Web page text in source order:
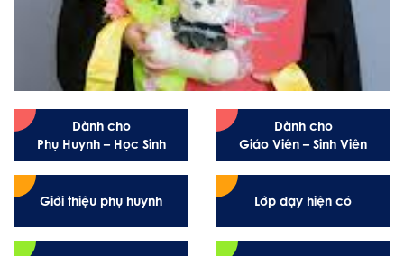
Dành cho
Phụ Huynh – Học Sinh
Giới thiệu phụ huynh
Dành cho
Giáo Viên – Sinh Viên
Lớp dạy hiện có